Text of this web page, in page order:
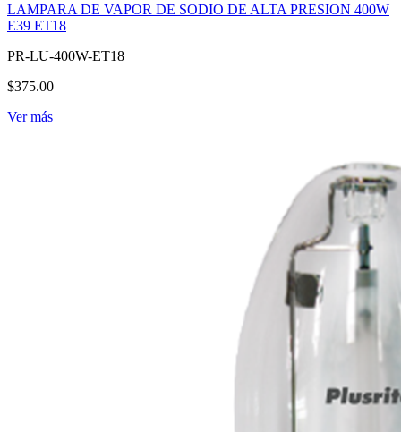
LAMPARA DE VAPOR DE SODIO DE ALTA PRESION 400W
E39 ET18
PR-LU-400W-ET18
$375.00
Ver más